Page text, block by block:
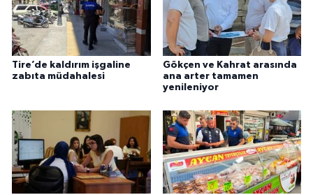
Tire’de kaldırım işgaline
zabıta müdahalesi
Gökçen ve Kahrat arasında
ana arter tamamen
yenileniyor